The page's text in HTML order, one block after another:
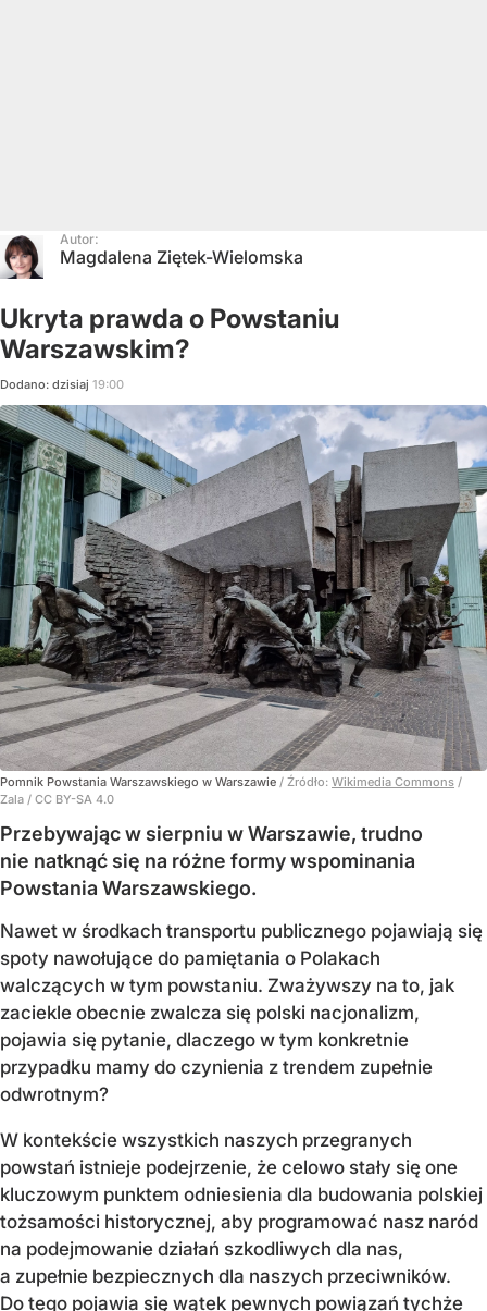
Autor:
Magdalena Ziętek-Wielomska
Ukryta prawda o Powstaniu
Warszawskim?
Dodano: dzisiaj 19:00
Pomnik Powstania Warszawskiego w Warszawie / Źródło: Wikimedia Commons /
Zala / CC BY-SA 4.0
Przebywając w sierpniu w Warszawie, trudno
nie natknąć się na różne formy wspominania
Powstania Warszawskiego.
Nawet w środkach transportu publicznego pojawiają się
spoty nawołujące do pamiętania o Polakach
walczących w tym powstaniu. Zważywszy na to, jak
zaciekle obecnie zwalcza się polski nacjonalizm,
pojawia się pytanie, dlaczego w tym konkretnie
przypadku mamy do czynienia z trendem zupełnie
odwrotnym?
W kontekście wszystkich naszych przegranych
powstań istnieje podejrzenie, że celowo stały się one
kluczowym punktem odniesienia dla budowania polskiej
tożsamości historycznej, aby programować nasz naród
na podejmowanie działań szkodliwych dla nas,
a zupełnie bezpiecznych dla naszych przeciwników.
Do tego pojawia się wątek pewnych powiązań tychże